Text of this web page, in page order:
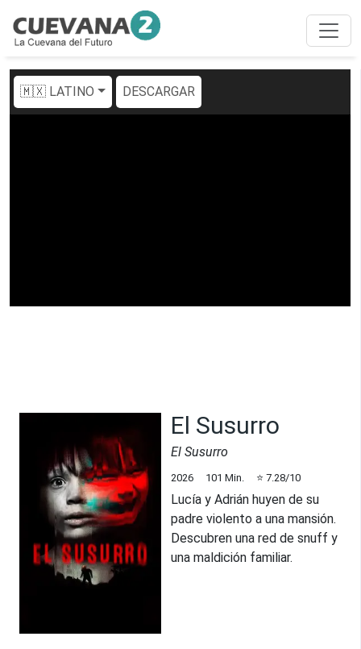
🇲🇽 LATINO DESCARGAR
El Susurro
El Susurro
2026 101 Min. ⭐ 7.28/10
Lucía y Adrián huyen de su
padre violento a una mansión.
Descubren una red de snuff y
una maldición familiar.